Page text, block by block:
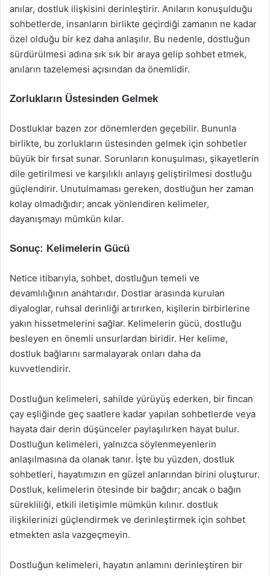
anılar, dostluk ilişkisini derinleştirir. Anıların konuşulduğu
sohbetlerde, insanların birlikte geçirdiği zamanın ne kadar
özel olduğu bir kez daha anlaşılır. Bu nedenle, dostluğun
sürdürülmesi adına sık sık bir araya gelip sohbet etmek,
anıların tazelemesi açısından da önemlidir.
Zorlukların Üstesinden Gelmek
Dostluklar bazen zor dönemlerden geçebilir. Bununla
birlikte, bu zorlukların üstesinden gelmek için sohbetler
büyük bir fırsat sunar. Sorunların konuşulması, şikayetlerin
dile getirilmesi ve karşılıklı anlayış geliştirilmesi dostluğu
güçlendirir. Unutulmaması gereken, dostluğun her zaman
kolay olmadığıdır; ancak yönlendiren kelimeler,
dayanışmayı mümkün kılar.
Sonuç: Kelimelerin Gücü
Netice itibarıyla, sohbet, dostluğun temeli ve
devamlılığının anahtarıdır. Dostlar arasında kurulan
diyaloglar, ruhsal derinliği artırırken, kişilerin birbirlerine
yakın hissetmelerini sağlar. Kelimelerin gücü, dostluğu
besleyen en önemli unsurlardan biridir. Her kelime,
dostluk bağlarını sarmalayarak onları daha da
kuvvetlendirir.
Dostluğun kelimeleri, sahilde yürüyüş ederken, bir fincan
çay eşliğinde geç saatlere kadar yapılan sohbetlerde veya
hayata dair derin düşünceler paylaşılırken hayat bulur.
Dostluğun kelimeleri, yalnızca söylenmeyenlerin
anlaşılmasına da olanak tanır. İşte bu yüzden, dostluk
sohbetleri, hayatımızın en güzel anlarından birini oluşturur.
Dostluk, kelimelerin ötesinde bir bağdır; ancak o bağın
sürekliliği, etkili iletişimle mümkün kılınır. dostluk
ilişkilerinizi güçlendirmek ve derinleştirmek için sohbet
etmekten asla vazgeçmeyin.
Dostluğun kelimeleri, hayatın anlamını derinleştiren bir